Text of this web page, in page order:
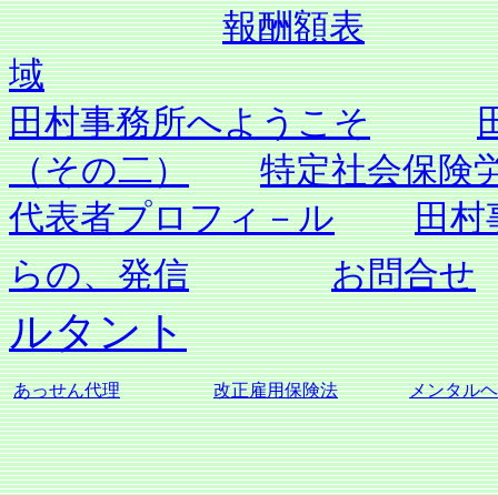
報酬額表
域
田村事務所へようこそ
（その二）
特定社会保険
代表者プロフィ－ル
田
らの、発信
お問合せ
ルタント
あっせん代理 改正雇用保険法 メンタル